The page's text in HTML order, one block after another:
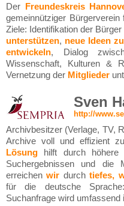
Der Freundeskreis
gemeinnütziger
Ziele: Identifikation der
unterstützen, neue Ideen
entwickeln, Dialog
Wissenschaft, Kulturen &
Vernetzung der Mitglieder
Sven
http://
Archivbesitzer (Verlage, TV,
Archive voll und effizient
Lösung hilft durch höhere
Suchergebnissen und die
erreichenwir durchtiefes,
für die deutsche
Suchanfrage wird umfassend